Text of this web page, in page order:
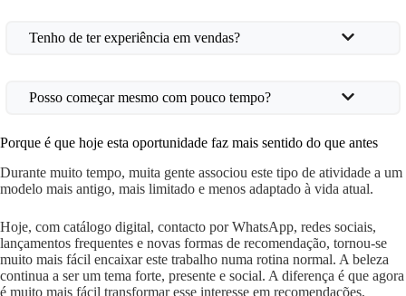
Tenho de ter experiência em vendas?
Posso começar mesmo com pouco tempo?
Porque é que hoje esta oportunidade faz mais sentido do que antes
Durante muito tempo, muita gente associou este tipo de atividade a um
modelo mais antigo, mais limitado e menos adaptado à vida atual.
Hoje, com catálogo digital, contacto por WhatsApp, redes sociais,
lançamentos frequentes e novas formas de recomendação, tornou-se
muito mais fácil encaixar este trabalho numa rotina normal. A beleza
continua a ser um tema forte, presente e social. A diferença é que agora
é muito mais fácil transformar esse interesse em recomendações,